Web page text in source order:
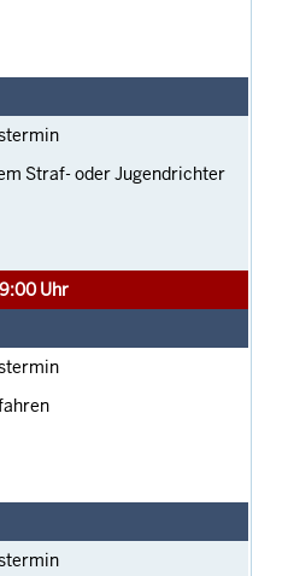
Straf- oder Jugendrichter
Uhr